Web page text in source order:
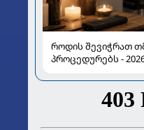
როდის შევიჭრათ
პროცედურებს -